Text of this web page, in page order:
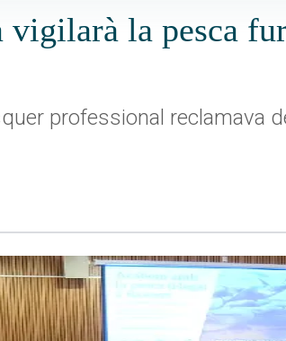
vigilarà la pesca
professional reclamava